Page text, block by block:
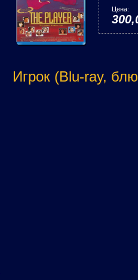
Цена:
Игрок (Blu-ray,